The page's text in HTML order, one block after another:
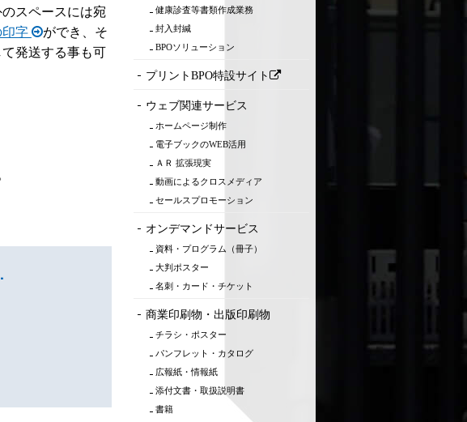
スペースには宛
字
ができ、そ
発送する事も可
健康診査等書類作成業務
封入封緘
BPOソリューション
プリントBPO特設サイト
ウェブ関連サービス
ホームページ制作
電子ブックのWEB活用
ＡＲ 拡張現実
動画によるクロスメディア
セールスプロモーション
オンデマンドサービス
資料・プログラム（冊子）
大判ポスター
名刺・カード・チケット
商業印刷物・出版印刷物
チラシ・ポスター
パンフレット・カタログ
広報紙・情報紙
添付文書・取扱説明書
書籍